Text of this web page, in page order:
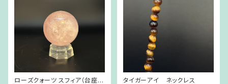
ローズクォーツ スフィア（台座付
タイガーアイ ネックレス